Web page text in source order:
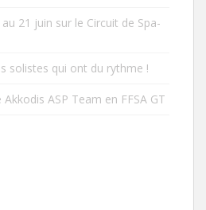
21 juin sur le Circuit de Spa-
solistes qui ont du rythme !
ASP Team en FFSA GT